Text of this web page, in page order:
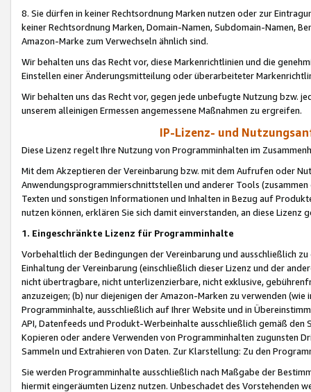
8. Sie dürfen in keiner Rechtsordnung Marken nutzen oder zur
keiner Rechtsordnung Marken, Domain-Namen, Subdomain-Namen,
Amazon-Marke zum Verwechseln ähnlich sind.
Wir behalten uns das Recht vor, diese Markenrichtlinien und die
Einstellen einer Änderungsmitteilung oder überarbeiteter
Wir behalten uns das Recht vor, gegen jede unbefugte Nutzung bzw.
unserem alleinigen Ermessen angemessene Maßnahmen zu ergreifen.
IP-Lizenz- und
Diese Lizenz regelt Ihre Nutzung von Programminhalten im
Mit dem Akzeptieren der Vereinbarung bzw. mit dem Aufrufen oder
Anwendungsprogrammierschnittstellen und anderer Tools (zusammen
Texten und sonstigen Informationen und Inhalten in Bezug auf
nutzen können, erklären Sie sich damit einverstanden, an diese Lizenz
1. Eingeschränkte Lizenz für Programminhalte
Vorbehaltlich der Bedingungen der Vereinbarung und ausschließlich
Einhaltung der Vereinbarung (einschließlich dieser Lizenz und der
nicht übertragbare, nicht unterlizenzierbare, nicht exklusive,
anzuzeigen; (b) nur diejenigen der Amazon-Marken zu verwenden
Programminhalte, ausschließlich auf Ihrer Website und in
API, Datenfeeds und Produkt-Werbeinhalte ausschließlich gemäß
Kopieren oder andere Verwenden von Programminhalten zugunsten
Sammeln und Extrahieren von Daten. Zur Klarstellung: Zu den
Sie werden Programminhalte ausschließlich nach Maßgabe der
hiermit eingeräumten Lizenz nutzen. Unbeschadet des Vorstehenden